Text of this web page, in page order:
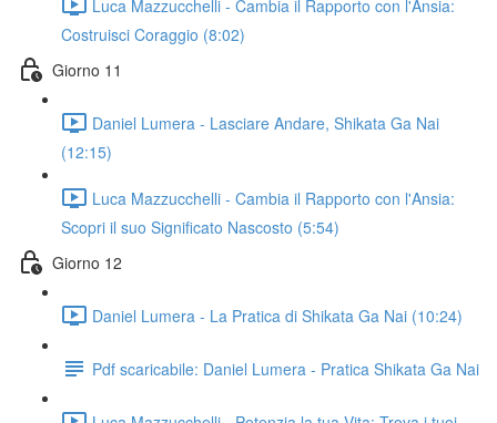
Luca Mazzucchelli - Cambia il Rapporto con l'Ansia:
Costruisci Coraggio (8:02)
Giorno 11
Daniel Lumera - Lasciare Andare, Shikata Ga Nai
(12:15)
Luca Mazzucchelli - Cambia il Rapporto con l'Ansia:
Scopri il suo Significato Nascosto (5:54)
Giorno 12
Daniel Lumera - La Pratica di Shikata Ga Nai (10:24)
Pdf scaricabile: Daniel Lumera - Pratica Shikata Ga Nai